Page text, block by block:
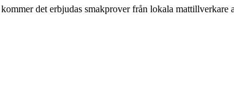
det erbjudas smakprover från lokala mattillverkare